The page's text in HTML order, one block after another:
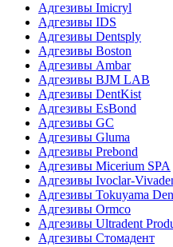
Адгезивы Imicryl
Адгезивы IDS
Адгезивы Dentsply
Адгезивы Boston
Адгезивы Ambar
Адгезивы BJM LAB
Адгезивы DentKist
Адгезивы EsBond
Адгезивы GC
Адгезивы Gluma
Адгезивы Prebond
Адгезивы Micerium SPA
Адгезивы Ivoclar-
Адгезивы Tokuyama
Адгезивы Ormco
Адгезивы Ultradent
Адгезивы Стомадент